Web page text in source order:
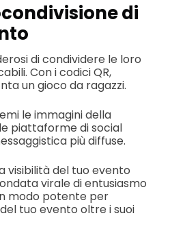
condivisione di
di condividere le loro
Con i codici QR,
un gioco da ragazzi.
le immagini della
piattaforme di social
più diffuse.
visibilità del tuo evento
virale di entusiasmo
modo potente per
tuo evento oltre i suoi